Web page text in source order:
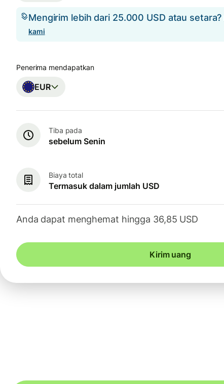
Mengirim lebih dari 25.000 USD atau setara?
kami
Penerima mendapatkan
EUR
Tiba pada
sebelum Senin
Biaya total
Termasuk dalam jumlah USD
Anda dapat menghemat hingga 36,85 USD
Kirim uang